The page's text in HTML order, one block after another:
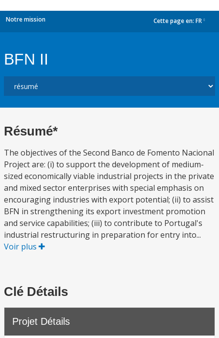
Notre mission Cette page en: FR
BFN II
Résumé*
The objectives of the Second Banco de Fomento Nacional
Project are: (i) to support the development of medium-
sized economically viable industrial projects in the private
and mixed sector enterprises with special emphasis on
encouraging industries with export potential; (ii) to assist
BFN in strengthening its export investment promotion
and service capabilities; (iii) to contribute to Portugal's
industrial restructuring in preparation for entry into...
Voir plus
Clé Détails
Projet Détails